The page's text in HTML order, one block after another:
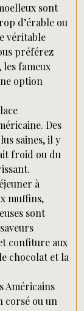
sont
d’érable ou
véritable
préférez
les fameux
option
Des
saines, il y
froid ou du
à
muffins,
sont
confiture aux
chocolat et la
Américains
corsé ou un